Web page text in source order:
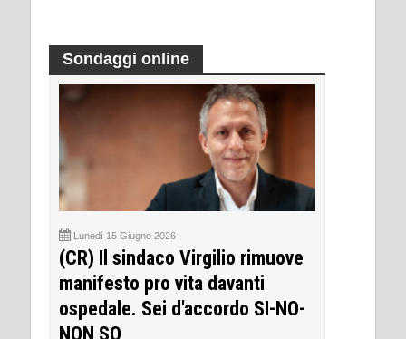
Sondaggi online
Lunedì 15 Giugno 2026
(CR) Il sindaco Virgilio rimuove
manifesto pro vita davanti
ospedale. Sei d'accordo SI-NO-
NON SO